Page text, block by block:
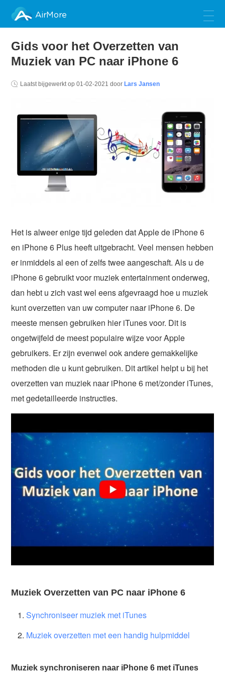
AirMore
Gids voor het Overzetten van
Muziek van PC naar iPhone 6
Laatst bijgewerkt op01-02-2021 door Lars Jansen
Het is alweer enige tijd geleden dat Apple de iPhone 6
en iPhone 6 Plus heeft uitgebracht. Veel mensen hebben
er inmiddels al een of zelfs twee aangeschaft. Als u de
iPhone 6 gebruikt voor muziek entertainment onderweg,
dan hebt u zich vast wel eens afgevraagd hoe u muziek
kunt overzetten van uw computer naar iPhone 6. De
meeste mensen gebruiken hier iTunes voor. Dit is
ongetwijfeld de meest populaire wijze voor Apple
gebruikers. Er zijn evenwel ook andere gemakkelijke
methoden die u kunt gebruiken. Dit artikel helpt u bij het
overzetten van muziek naar iPhone 6 met/zonder iTunes,
met gedetailleerde instructies.
Muziek Overzetten van PC naar iPhone 6
Synchroniseer muziek met iTunes
Muziek overzetten met een handig hulpmiddel
Muziek synchroniseren naar iPhone 6 met iTunes